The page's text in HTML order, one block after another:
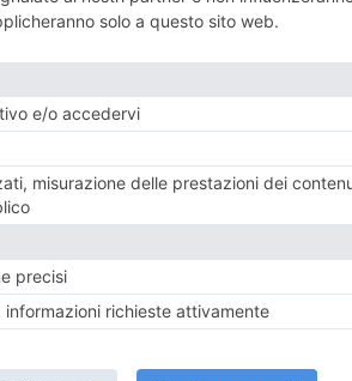
i lavoratori delle
pannolini”